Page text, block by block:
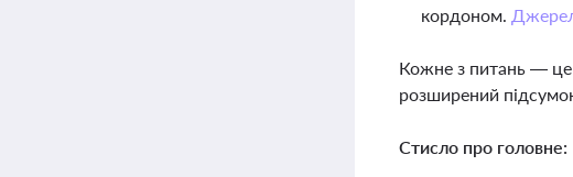
кордоном.
Кожне з питань — це
розширений
Стисло про головне: